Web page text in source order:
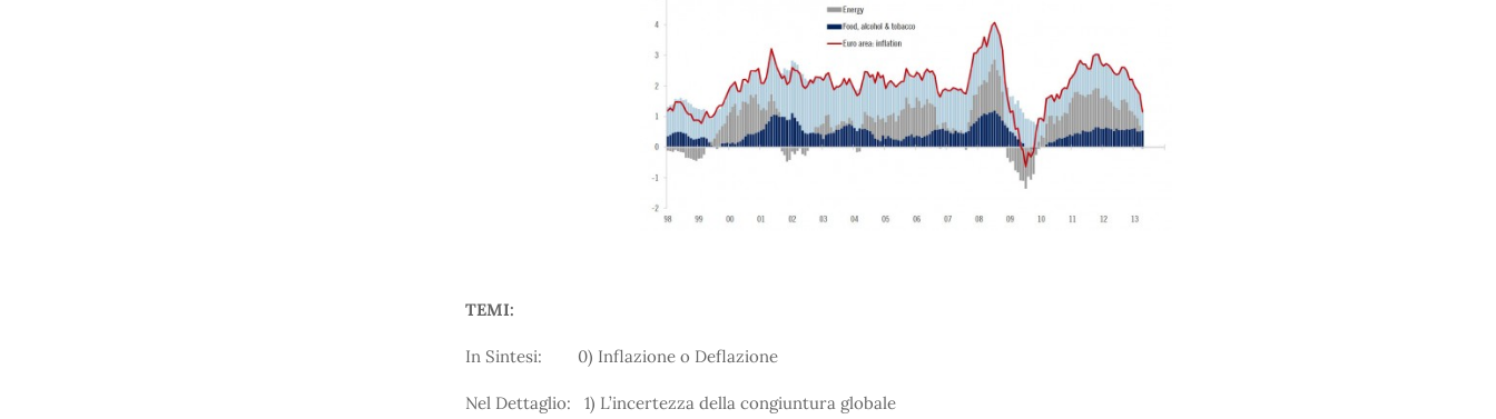
TEMI:
In Sintesi: 0) Inflazione o Deflazione
Nel Dettaglio: 1) L’incertezza della congiuntura globale